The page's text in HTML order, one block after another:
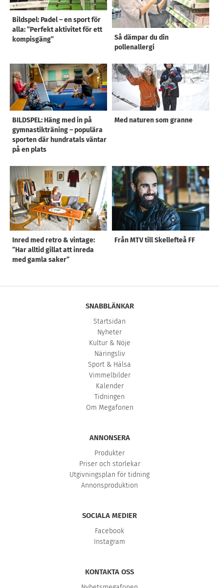
Bildspel: Padel – en sport för
alla: ”Perfekt aktivitet för ett
kompisgäng”
Så dämpar du din
pollenallergi
BILDSPEL: Häng med in på
gymnastikträning – populära
sporten där hundratals väntar
på en plats
Med naturen som granne
Inred med retro & vintage:
”Har alltid gillat att inreda
med gamla saker”
Från MTV till Skellefteå FF
SNABBLÄNKAR
Startsidan
Nyheter
Kultur & Nöje
Näringsliv
Sport & Hälsa
Vimmelbilder
Kalender
Tidningen
Om Megafonen
ANNONSERA
Produkter
Priser och storlekar
Utgivningsplan för tidning
Annonsproduktion
SOCIALA MEDIER
Facebook
Instagram
KONTAKTA OSS